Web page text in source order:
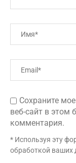
Сохраните
веб-сайт в этом
комментария.
* Используя эту
обработкой ваших